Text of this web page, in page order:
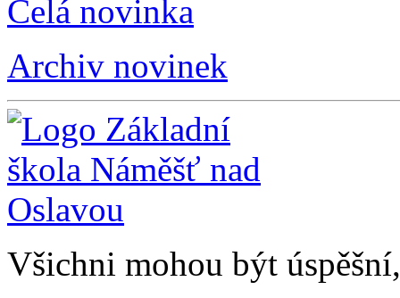
Celá novinka
Archiv novinek
Všichni mohou být